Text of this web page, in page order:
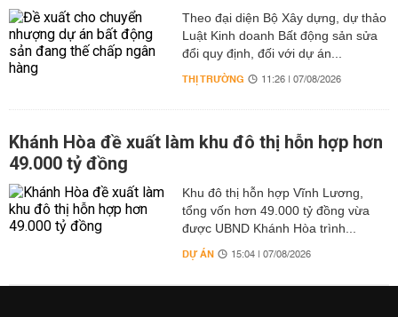
Theo đại diện Bộ Xây dựng, dự thảo
Luật Kinh doanh Bất động sản sửa
đổi quy định, đối với dự án...
THỊ TRƯỜNG 11:26 | 07/08/2026
Khánh Hòa đề xuất làm khu đô thị hỗn hợp hơn
49.000 tỷ đồng
Khu đô thị hỗn hợp Vĩnh Lương,
tổng vốn hơn 49.000 tỷ đồng vừa
được UBND Khánh Hòa trình...
DỰ ÁN 15:04 | 07/08/2026